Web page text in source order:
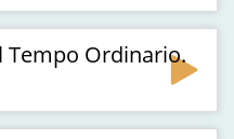
Tempo Ordinario.